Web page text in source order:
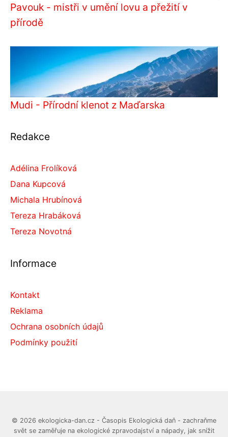
Pavouk - mistři v umění lovu a přežití v
přírodě
Mudi - Přírodní klenot z Maďarska
Redakce
Adélina Frolíková
Dana Kupcová
Michala Hrubínová
Tereza Hrabáková
Tereza Novotná
Informace
Kontakt
Reklama
Ochrana osobních údajů
Podmínky použití
© 2026 ekologicka-dan.cz - Časopis Ekologická daň - zachraňme
svět se zaměřuje na ekologické zpravodajství a nápady, jak snížit